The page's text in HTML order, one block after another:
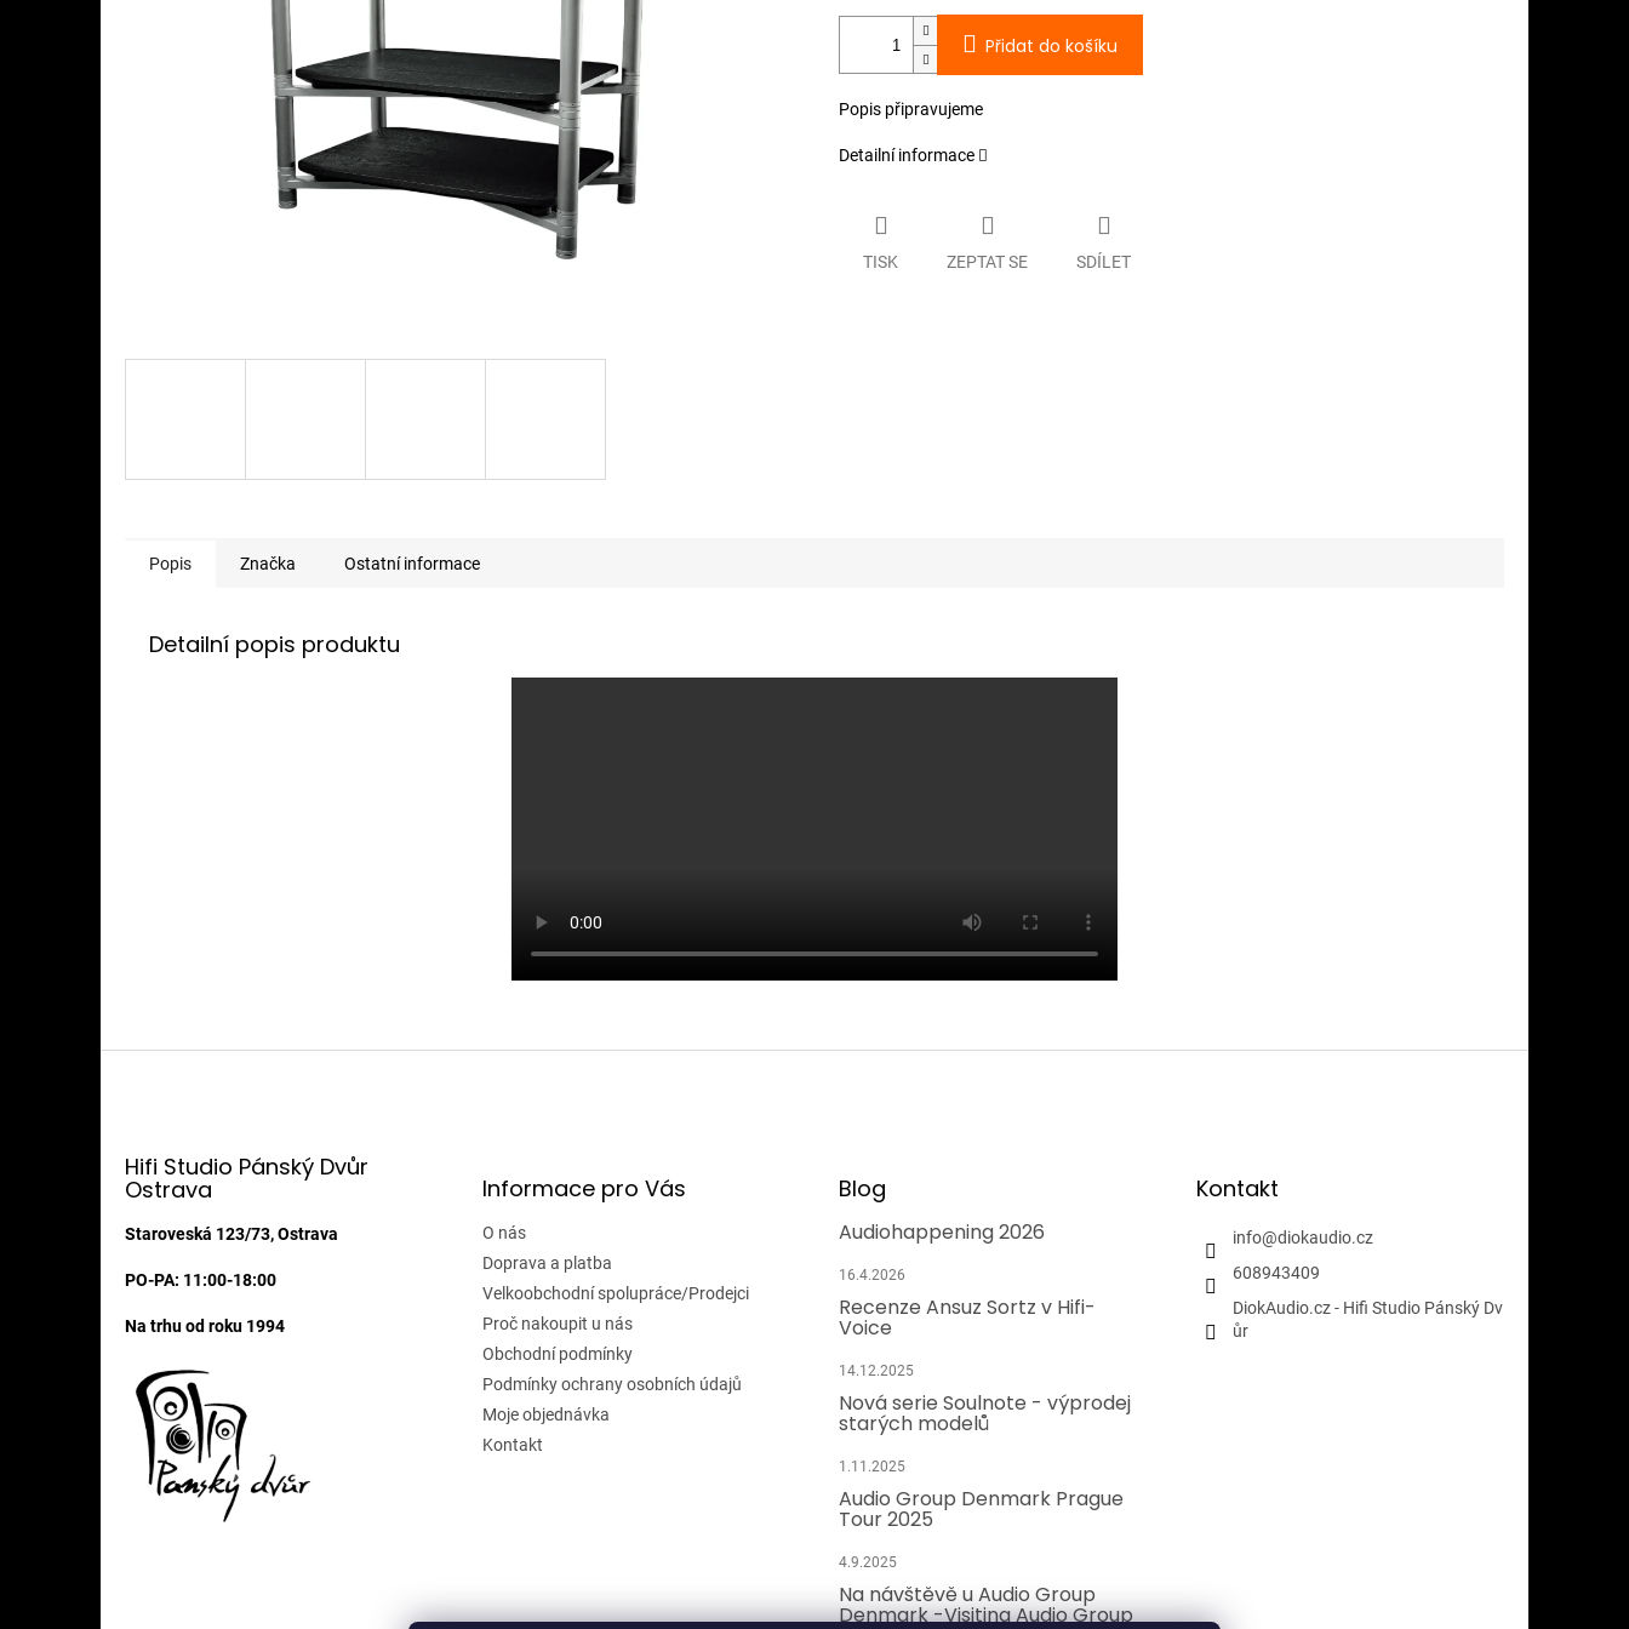
Přidat do košíku
Popis připravujeme
Detailní informace
TISK ZEPTAT SE SDÍLET
Popis Značka Ostatní informace
Detailní popis produktu
Hifi Studio Pánský Dvůr
Ostrava
Staroveská 123/73, Ostrava
PO-PA: 11:00-18:00
Na trhu od roku 1994
Informace pro Vás
O nás
Doprava a platba
Velkoobchodní spolupráce/Prodejci
Proč nakoupit u nás
Obchodní podmínky
Podmínky ochrany osobních údajů
Moje objednávka
Kontakt
Blog
Audiohappening 2026
16.4.2026
Recenze Ansuz Sortz v Hifi-
Voice
14.12.2025
Nová serie Soulnote - výprodej
starých modelů
1.11.2025
Audio Group Denmark Prague
Tour 2025
4.9.2025
Na návštěvě u Audio Group
Denmark -Visiting Audio Group
Kontakt
info@diokaudio.cz
608943409
DiokAudio.cz - Hifi Studio Pánský Dv
ůr